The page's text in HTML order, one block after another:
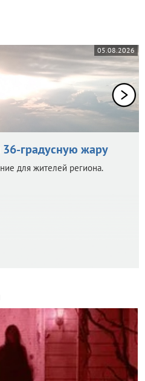
05.08.2026
градусную жару
для жителей региона.